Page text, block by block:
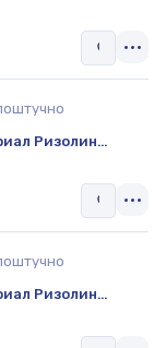
Ризолин
Ризолин